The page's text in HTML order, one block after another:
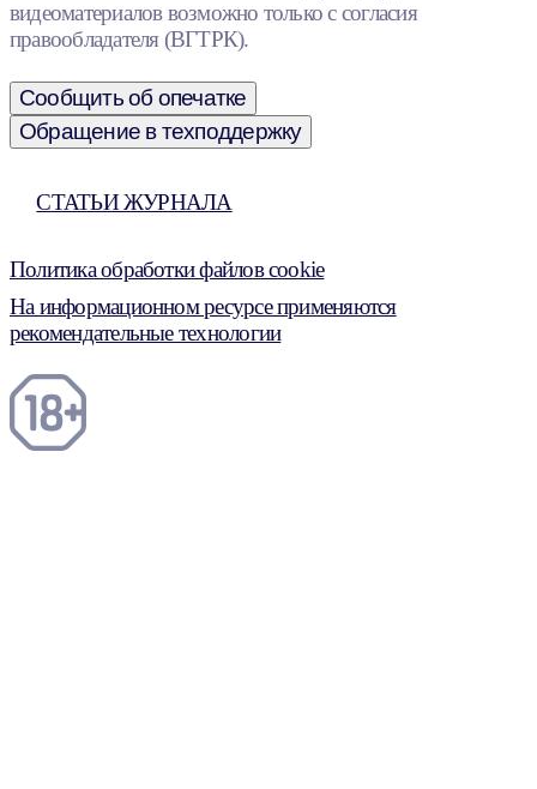
видеоматериалов возможно только с согласия
правообладателя (ВГТРК).
Сообщить об опечатке
Обращение в техподдержку
СТАТЬИ ЖУРНАЛА
Политика обработки файлов cookie
На информационном ресурсе применяются
рекомендательные технологии